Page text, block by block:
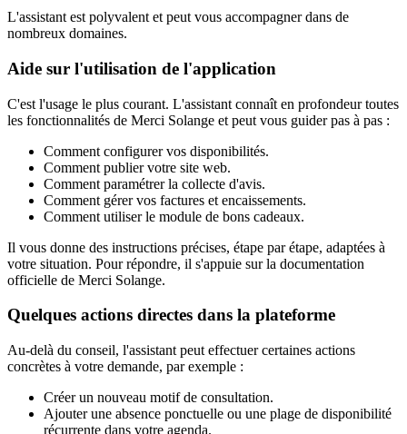
L'assistant est polyvalent et peut vous accompagner dans de
nombreux domaines.
Aide sur l'utilisation de l'application
C'est l'usage le plus courant. L'assistant connaît en profondeur toutes
les fonctionnalités de Merci Solange et peut vous guider pas à pas :
Comment configurer vos disponibilités.
Comment publier votre site web.
Comment paramétrer la collecte d'avis.
Comment gérer vos factures et encaissements.
Comment utiliser le module de bons cadeaux.
Il vous donne des instructions précises, étape par étape, adaptées à
votre situation. Pour répondre, il s'appuie sur la documentation
officielle de Merci Solange.
Quelques actions directes dans la plateforme
Au-delà du conseil, l'assistant peut effectuer certaines actions
concrètes à votre demande, par exemple :
Créer un nouveau motif de consultation.
Ajouter une absence ponctuelle ou une plage de disponibilité
récurrente dans votre agenda.